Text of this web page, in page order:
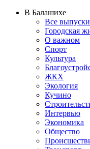
В Балашихе
Все выпуски
Городская
О важном
Спорт
Культура
ЖКХ
Экология
Кучино
Интервью
Экономика
Общество